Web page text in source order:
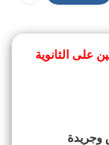
على الثانوية
وجريدة